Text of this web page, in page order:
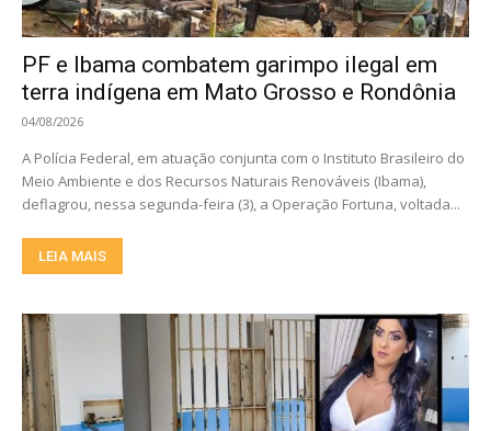
PF e Ibama combatem garimpo ilegal em
terra indígena em Mato Grosso e Rondônia
04/08/2026
A Polícia Federal, em atuação conjunta com o Instituto Brasileiro do
Meio Ambiente e dos Recursos Naturais Renováveis (Ibama),
deflagrou, nessa segunda-feira (3), a Operação Fortuna, voltada...
LEIA MAIS